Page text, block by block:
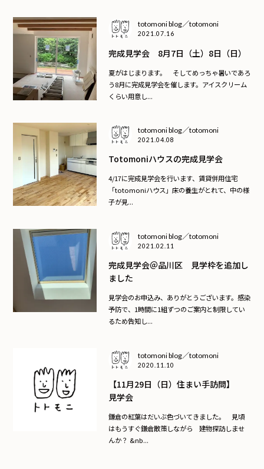
totomoni blog／totomoni
2021.07.16
完成見学会 8月7日（土）8日（日）
夏がはじまります。 そしてめっちゃ暑いであろ
う8月に完成見学会を催します。アイスクリーム
くらい用意し...
totomoni blog／totomoni
2021.04.08
Totomoniハウスの完成見学会
4/17に完成見学会を行います、賃貸併用住宅
「totomoniハウス」床の養生がとれて、中の様
子が見...
totomoni blog／totomoni
2021.02.11
完成見学会＠品川区 見学枠を追加し
ました
見学会のお申込み、ありがとうございます。感染
予防で、1時間に1組ずつのご案内と制限してい
るため告知し...
totomoni blog／totomoni
2020.11.10
【11月29日（日）住まい手訪問】
見学会
鎌倉の紅葉はだいぶ色づいてきました。 見頃
はもうすぐ鎌倉散策しながら 建物探訪しませ
んか？ &nb...